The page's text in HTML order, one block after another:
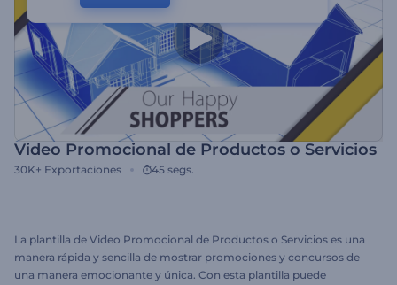
Video Promocional de Productos o Servicios
30K+ Exportaciones 45 segs.
La plantilla de Video Promocional de Productos o Servicios es una
manera rápida y sencilla de mostrar promociones y concursos de
una manera emocionante y única. Con esta plantilla puede